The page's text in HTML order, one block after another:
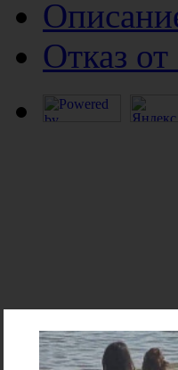
Отказ от